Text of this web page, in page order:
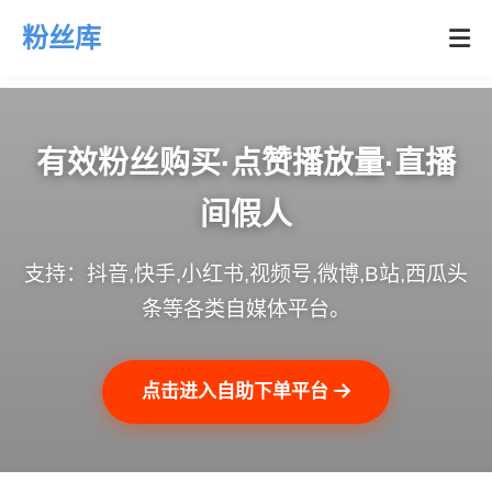
粉丝库
有效粉丝购买·点赞播放量·直播
间假人
支持：抖音,快手,小红书,视频号,微博,B站,西瓜头
条等各类自媒体平台。
点击进入自助下单平台